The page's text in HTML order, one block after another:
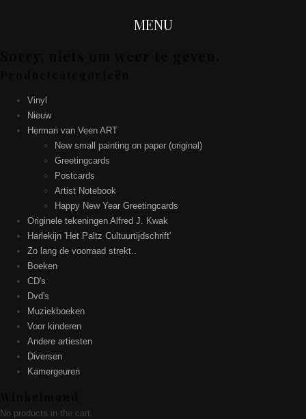
MENU
Vinyl
Nieuw
Herman van Veen ART
New small painting on paper (original)
Greetingcards
Postcards
Artist Notebook
Happy New Year Greetingcards
Originele tekeningen Alfred J. Kwak
Harlekijn 'Het Paltz Cultuurtijdschrift'
Zo lang de voorraad strekt..
Boeken
CD's
Dvd's
Muziekboeken
Voor kinderen
Andere artiesten
Diversen
Kamergeuren
No products in the cart.